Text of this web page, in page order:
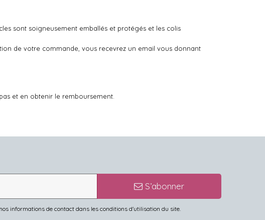
sont soigneusement emballés et protégés et les colis
de votre commande, vous recevrez un email vous donnant
et en obtenir le remboursement.
S’abonner
informations de contact dans les conditions d'utilisation du site.